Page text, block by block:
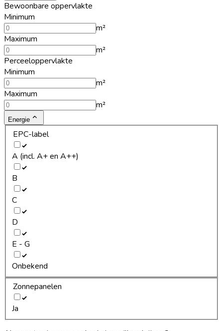
Bewoonbare oppervlakte
Minimum
m²
Maximum
m²
Perceeloppervlakte
Minimum
m²
Maximum
m²
Energie
EPC-label
A (incl. A+ en A++)
B
C
D
E - G
Onbekend
Zonnepanelen
Ja